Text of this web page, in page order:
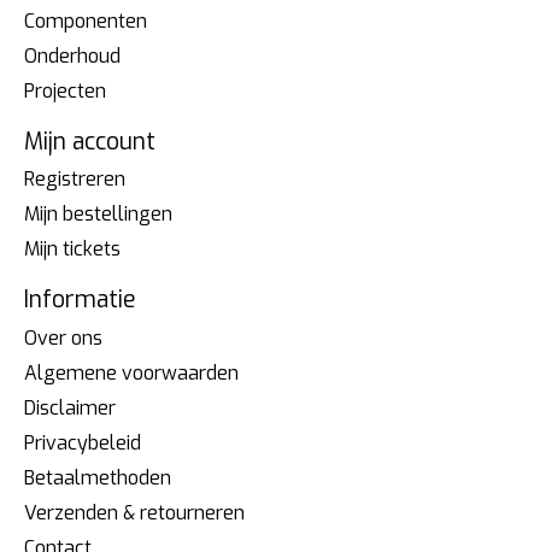
Componenten
Onderhoud
Projecten
Mijn account
Registreren
Mijn bestellingen
Mijn tickets
Informatie
Over ons
Algemene voorwaarden
Disclaimer
Privacybeleid
Betaalmethoden
Verzenden & retourneren